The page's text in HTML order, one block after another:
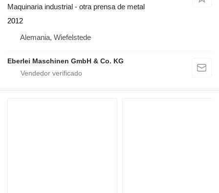
Maquinaria industrial - otra prensa de metal
2012
Alemania, Wiefelstede
Eberlei Maschinen GmbH & Co. KG